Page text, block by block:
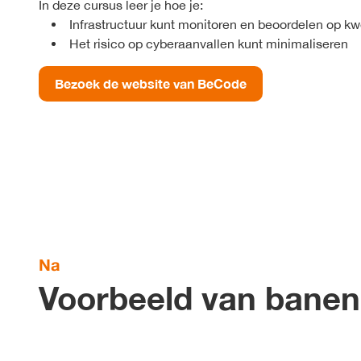
In deze cursus leer je hoe je:
Infrastructuur kunt monitoren en beoordelen op
Het risico op cyberaanvallen kunt minimaliseren
Bezoek de website van BeCode
Na
Voorbeeld van banen